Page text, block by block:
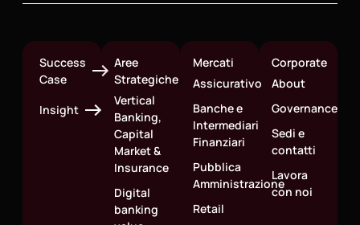
Success
Case
Insight
Aree
Strategiche
Vertical
Banking,
Capital
Market &
Insurance
Digital
banking
Mercati
Assicurativo
Banche e
Intermediari
Finanziari
Pubblica
Amministrazione
Retail
Corporate
About
Governance
Sedi e
contatti
Lavora
con noi